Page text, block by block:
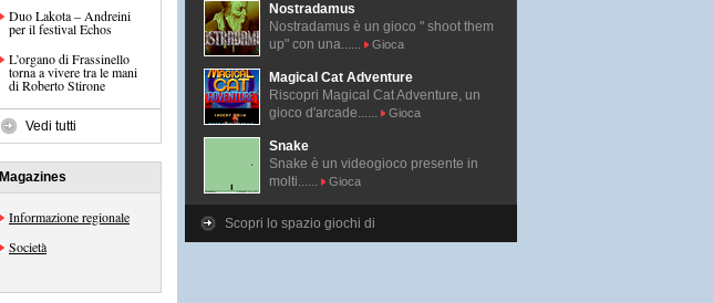
Duo Lakota – Andreini
per il festival Echos
L’organo di Frassinello
torna a vivere tra le mani
di Roberto Stirone
Vedi tutti
Magazines
Informazione regionale
Società
Nostradamus
Nostradamus è un gioco " shoot them
up" con una......
Gioca
Magical Cat Adventure
Riscopri Magical Cat Adventure, un
gioco d'arcade......
Gioca
Snake
Snake è un videogioco presente in
molti......
Gioca
Scopri lo spazio giochi di